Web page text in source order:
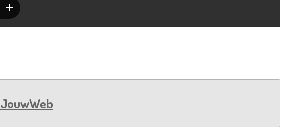
JouwWeb